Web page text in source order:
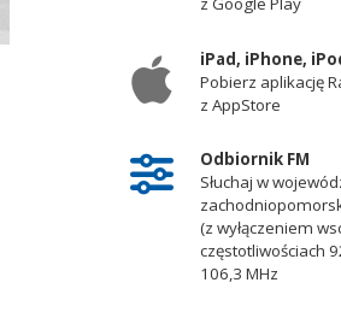
iPad, iPhone,
Pobierz aplikację
z AppStore
Odbiornik FM
Słuchaj w
(z wyłączeniem
częstotliwościach
106,3 MHz